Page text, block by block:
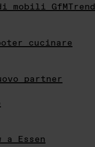
mobili GfMTrend
cucinare
partner
Essen